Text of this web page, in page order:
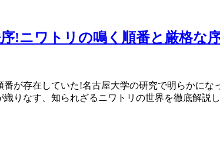
!ニワトリの鳴く順番と厳格な
が存在していた!名古屋大学の研究で明らかに
りなす、知られざるニワトリの世界を徹底解説し